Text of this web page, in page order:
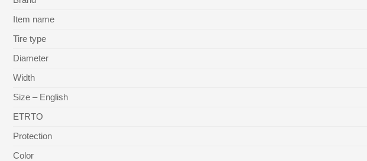
Item name
Tire type
Diameter
Width
Size – English
ETRTO
Protection
Color